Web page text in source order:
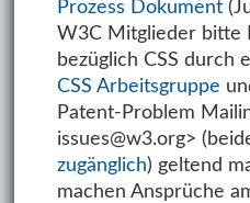
Prozess Dokument
W3C Mitglieder bitte
bezüglich CSS durch
CSS Arbeitsgruppe
Patent-Problem
issues@w3.org>
zugänglich) geltend
machen Ansprüche